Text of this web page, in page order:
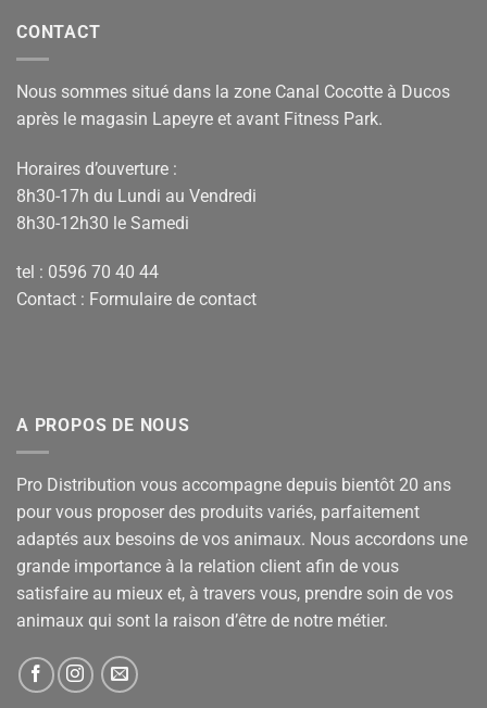
CONTACT
Nous sommes situé dans la zone Canal Cocotte à Ducos
après le magasin Lapeyre et avant Fitness Park.
Horaires d’ouverture :
8h30-17h du Lundi au Vendredi
8h30-12h30 le Samedi
tel : 0596 70 40 44
Contact : Formulaire de contact
A PROPOS DE NOUS
Pro Distribution vous accompagne depuis bientôt 20 ans
pour vous proposer des produits variés, parfaitement
adaptés aux besoins de vos animaux. Nous accordons une
grande importance à la relation client afin de vous
satisfaire au mieux et, à travers vous, prendre soin de vos
animaux qui sont la raison d’être de notre métier.